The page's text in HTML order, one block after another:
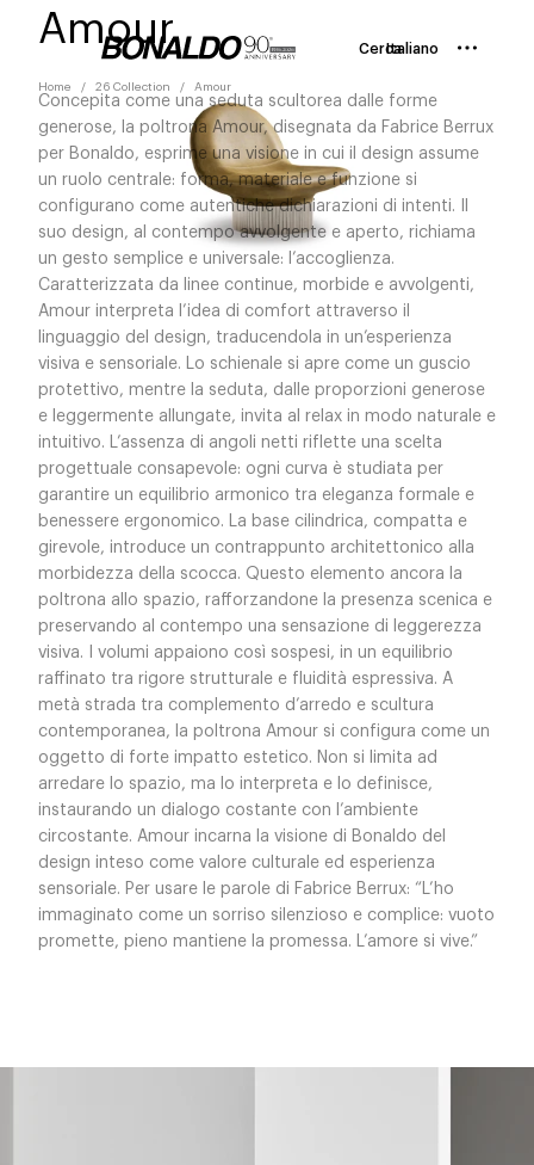
CercaItaliano
Home 26 Collection Amour
Amour
Concepita come una seduta scultorea dalle forme
generose, la poltrona Amour, disegnata da Fabrice Berrux
per Bonaldo, esprime una visione in cui il design assume
un ruolo centrale: forma, materiale e funzione si
configurano come autentiche dichiarazioni di intenti. Il
suo design, al contempo avvolgente e aperto, richiama
un gesto semplice e universale: l’accoglienza.
Caratterizzata da linee continue, morbide e avvolgenti,
Amour interpreta l’idea di comfort attraverso il
linguaggio del design, traducendola in un’esperienza
visiva e sensoriale. Lo schienale si apre come un guscio
protettivo, mentre la seduta, dalle proporzioni generose
e leggermente allungate, invita al relax in modo naturale e
intuitivo. L’assenza di angoli netti riflette una scelta
progettuale consapevole: ogni curva è studiata per
garantire un equilibrio armonico tra eleganza formale e
benessere ergonomico. La base cilindrica, compatta e
girevole, introduce un contrappunto architettonico alla
morbidezza della scocca. Questo elemento ancora la
poltrona allo spazio, rafforzandone la presenza scenica e
preservando al contempo una sensazione di leggerezza
visiva. I volumi appaiono così sospesi, in un equilibrio
raffinato tra rigore strutturale e fluidità espressiva. A
metà strada tra complemento d’arredo e scultura
contemporanea, la poltrona Amour si configura come un
oggetto di forte impatto estetico. Non si limita ad
arredare lo spazio, ma lo interpreta e lo definisce,
instaurando un dialogo costante con l’ambiente
circostante. Amour incarna la visione di Bonaldo del
design inteso come valore culturale ed esperienza
sensoriale. Per usare le parole di Fabrice Berrux: “L’ho
immaginato come un sorriso silenzioso e complice: vuoto
promette, pieno mantiene la promessa. L’amore si vive.”